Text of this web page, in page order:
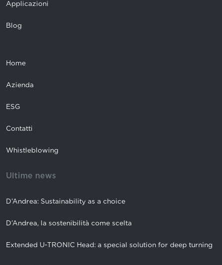
Applicazioni
Blog
Home
Azienda
ESG
Contatti
Whistleblowing
Ultime news
D’Andrea: Sustainability as a choice
D’Andrea, la sostenibilità come scelta
Extended U-TRONIC Head: a special solution for deep turning